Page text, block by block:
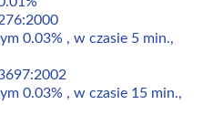
0.03% , w czasie 5 min.,
0.03% , w czasie 15 min.,